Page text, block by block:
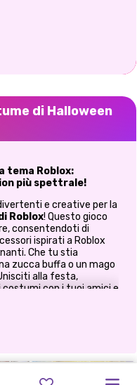
di Halloween
tema Roblox:
più spettrale!
e creative per la
Roblox! Questo gioco
consentendoti di
ispirati a Roblox
Che tu stia
zucca buffa o un mago
alla festa,
con i tuoi amici e
inquietanti alle